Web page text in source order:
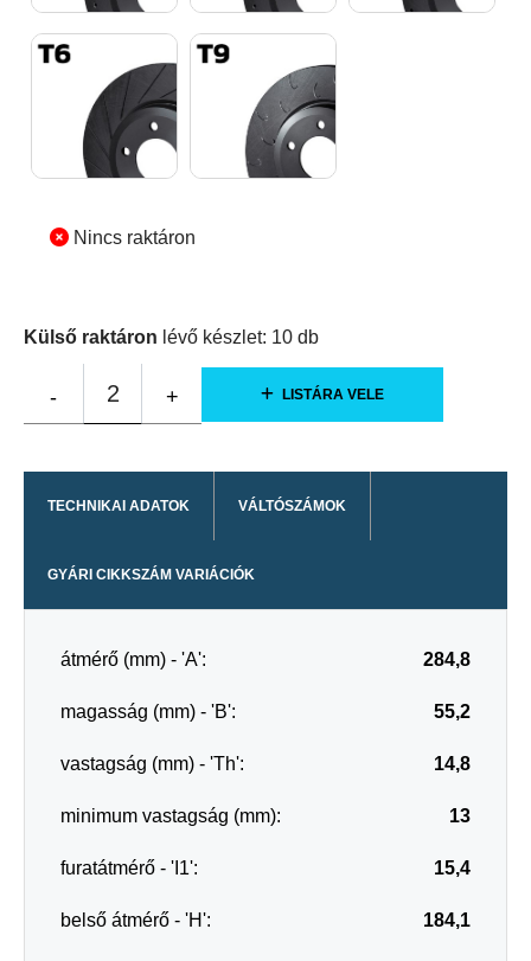
Nincs raktáron
Külső raktáron lévő készlet: 10 db
- 2 + LISTÁRA VELE
TECHNIKAI ADATOK VÁLTÓSZÁMOK
GYÁRI CIKKSZÁM VARIÁCIÓK
átmérő (mm) - 'A': 284,8
magasság (mm) - 'B': 55,2
vastagság (mm) - 'Th': 14,8
minimum vastagság (mm): 13
furatátmérő - 'I1': 15,4
belső átmérő - 'H': 184,1